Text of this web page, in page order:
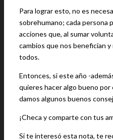
Para lograr esto, no es
sobrehumano; cada persona
acciones que, al sumar
cambios que nos benefician
todos.
Entonces, si este año -
quieres hacer algo bueno
damos algunos buenos
¡Checa y comparte con tus
Si te interesó esta nota, te